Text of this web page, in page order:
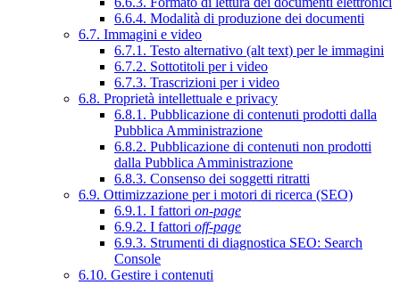
6.6.4. Modalità di produzione dei documenti
6.7. Immagini e video
6.7.1. Testo alternativo (alt text) per le immagini
6.7.2. Sottotitoli per i video
6.7.3. Trascrizioni per i video
6.8. Proprietà intellettuale e privacy
6.8.1. Pubblicazione di contenuti prodotti dalla
Pubblica Amministrazione
6.8.2. Pubblicazione di contenuti non prodotti
dalla Pubblica Amministrazione
6.8.3. Consenso dei soggetti ritratti
6.9. Ottimizzazione per i motori di ricerca (SEO)
6.9.1. I fattori on-page
6.9.2. I fattori off-page
6.9.3. Strumenti di diagnostica SEO: Search
Console
6.10. Gestire i contenuti